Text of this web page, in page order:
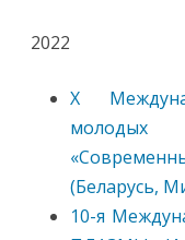
2022
X
молодых
(Беларусь,
10-я